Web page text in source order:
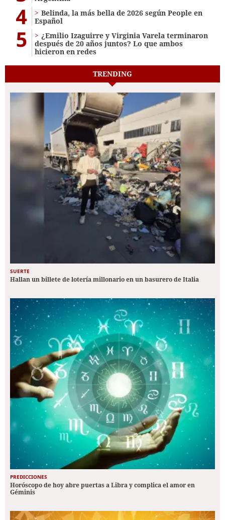
4
Belinda, la más bella de 2026 según People en
Español
5
¿Emilio Izaguirre y Virginia Varela terminaron
después de 20 años juntos? Lo que ambos
hicieron en redes
TRENDING
SUERTE
Hallan un billete de lotería millonario en un basurero de Italia
PREDICCIONES
Horóscopo de hoy abre puertas a Libra y complica el amor en
Géminis